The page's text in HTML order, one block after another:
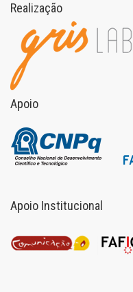
Realização
Apoio
Apoio Institucional